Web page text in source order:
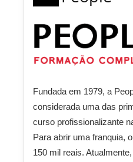
Fundada em 1979, a
considerada uma das
curso profissionalizante
Para abrir uma franquia,
150 mil reais.